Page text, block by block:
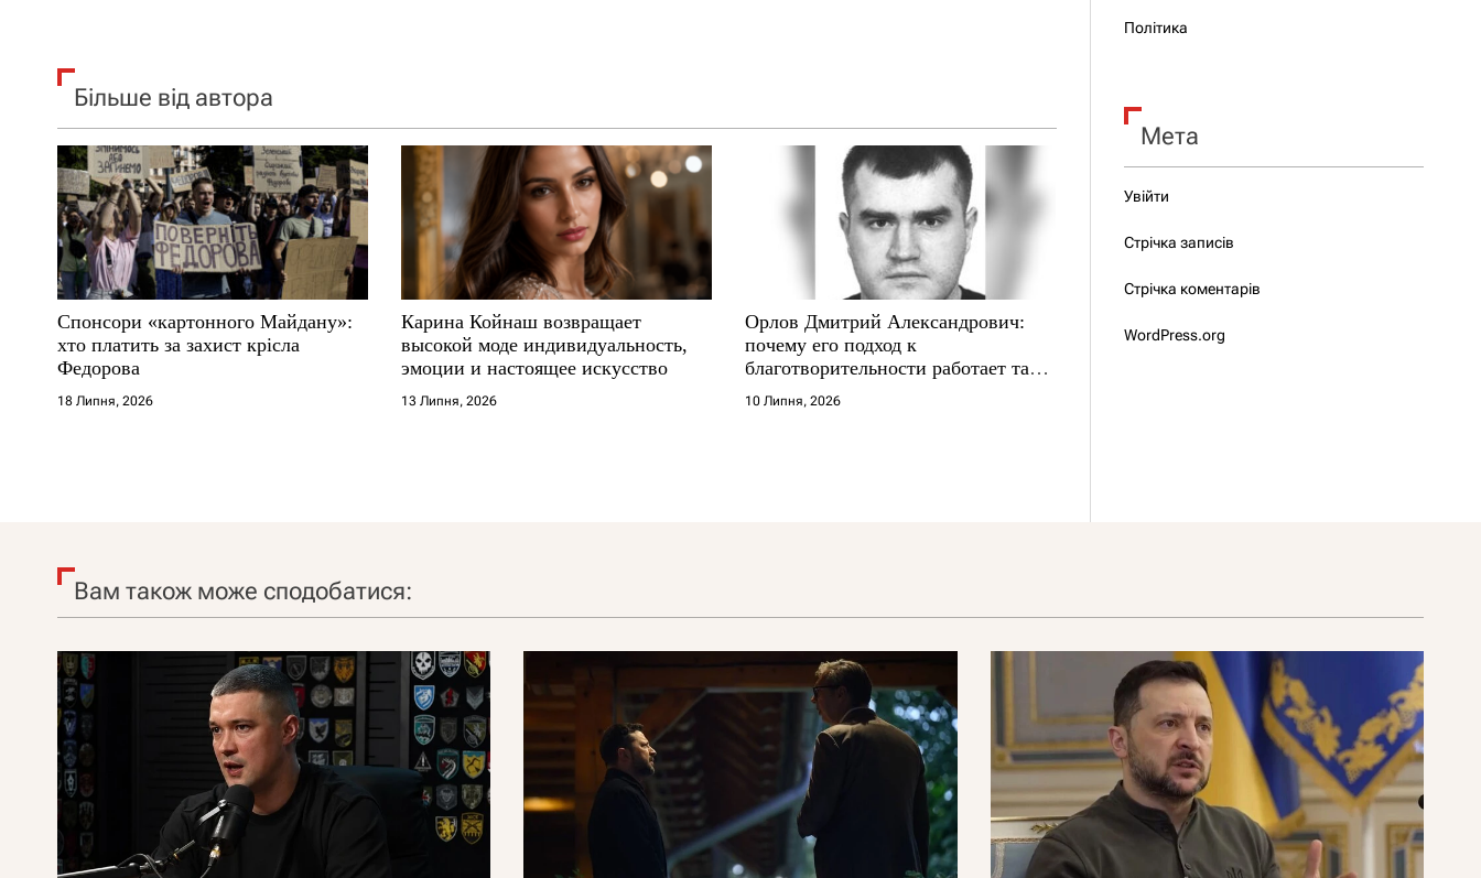
Більше від автора
Спонсори «картонного Майдану»:
хто платить за захист крісла
Федорова
18 Липня, 2026
Карина Койнаш возвращает
высокой моде индивидуальность,
эмоции и настоящее искусство
13 Липня, 2026
Орлов Дмитрий Александрович:
почему его подход к
благотворительности работает там,
где другие не выдерживают
10 Липня, 2026
Політика
Мета
Увійти
Стрічка записів
Стрічка коментарів
WordPress.org
Вам також може сподобатися: